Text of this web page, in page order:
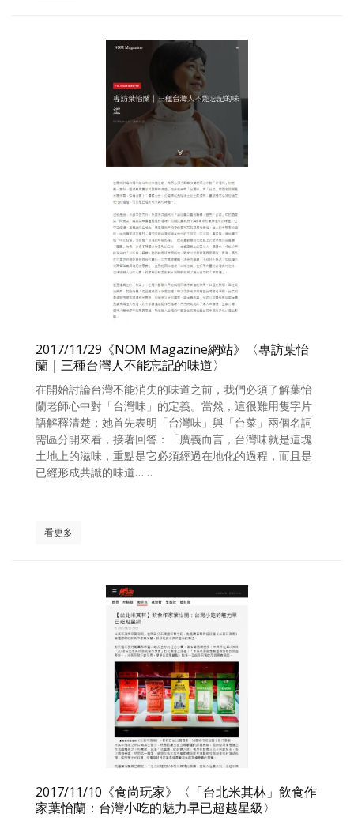
2017/11/29《NOM Magazine網站》〈專訪葉怡
蘭｜三種台灣人不能忘記的味道〉
在開始討論台灣不能消失的味道之前，我們必須了解葉怡
蘭老師心中對「台灣味」的定義。當然，這很難用隻字片
語解釋清楚；她首先表明「台灣味」與「台菜」兩個名詞
需區分開來看，接著回答：「廣義而言，台灣味就是這塊
土地上的滋味，重點是它必須經過在地化的過程，而且是
已經形成共識的味道……
看更多
2017/11/10《食尚玩家》〈「台北米其林」飲食作
家葉怡蘭：台灣小吃的魅力早已超越星級〉